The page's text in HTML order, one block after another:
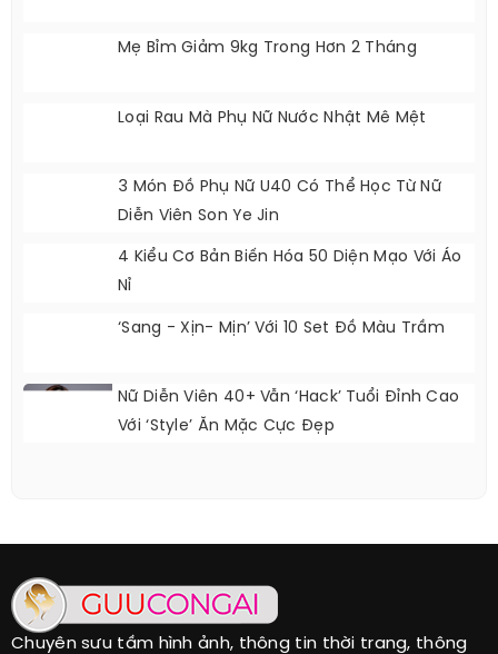
Mẹ Bỉm Giảm 9kg Trong Hơn 2 Tháng
Loại Rau Mà Phụ Nữ Nước Nhật Mê Mệt
3 Món Đồ Phụ Nữ U40 Có Thể Học Từ Nữ
Diễn Viên Son Ye Jin
4 Kiểu Cơ Bản Biến Hóa 50 Diện Mạo Với Áo
Nỉ
‘Sang - Xịn- Mịn’ Với 10 Set Đồ Màu Trầm
Nữ Diễn Viên 40+ Vẫn ‘hack’ Tuổi Đỉnh Cao
Với ‘style’ Ăn Mặc Cực Đẹp
Chuyên sưu tầm hình ảnh, thông tin thời trang, thông